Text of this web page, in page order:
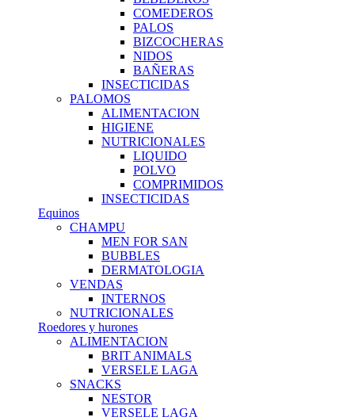
COMEDEROS
PALOS
BIZCOCHERAS
NIDOS
BAÑERAS
INSECTICIDAS
PALOMOS
ALIMENTACION
HIGIENE
NUTRICIONALES
LIQUIDO
POLVO
COMPRIMIDOS
INSECTICIDAS
Equinos
CHAMPU
MEN FOR SAN
BUBBLES
DERMATOLOGIA
VENDAS
INTERNOS
NUTRICIONALES
Roedores y hurones
ALIMENTACION
BRIT ANIMALS
VERSELE LAGA
SNACKS
NESTOR
VERSELE LAGA